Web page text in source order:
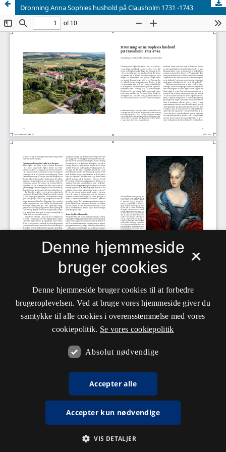
Dronning Anna Sophies hushold på Clausholm 1731 -1743
×
Denne hjemmeside
bruger cookies
Denne hjemmeside bruger cookies til at forbedre
brugeroplevelsen. Ved at bruge vores hjemmeside giver du
samtykke til alle cookies i overensstemmelse med vores
cookiepolitik. Se vores cookiepolitik
Absolut nødvendige
Accepter alle
Accepter kun nødvendige
VIS DETALJER